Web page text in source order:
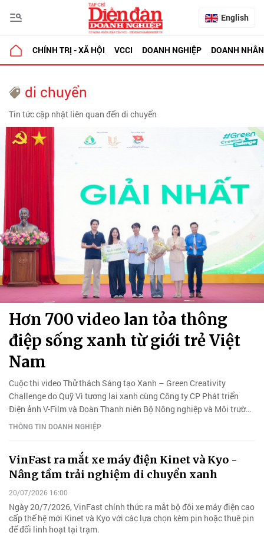
English
CHÍNH TRỊ - XÃ HỘI VCCI DOANH NGHIỆP DOANH NHÂN
di chuyển
Tin tức cập nhật liên quan đến di chuyển
Hơn 700 video lan tỏa thông
điệp sống xanh từ giới trẻ Việt
Nam
Cuộc thi video Thử thách Sáng tạo Xanh – Green Creativity
Challenge do Quỹ Vì tương lai xanh cùng Công ty CP Phát triển
Điện ảnh V-Film và Đoàn Thanh niên Bộ Nông nghiệp và Môi trường
phối hợp tổ chức đã khép lại với chiến thắng thuộc về đội Anahata.
THÔNG TIN DOANH NGHIỆP
VinFast ra mắt xe máy điện Kinet và Kyo -
Nâng tầm trải nghiệm di chuyển xanh
20/07/2026 16:00
Ngày 20/7/2026, VinFast chính thức ra mắt bộ đôi xe máy điện cao
cấp thế hệ mới Kinet và Kyo với các lựa chọn kèm pin hoặc thuê pin
để đổi linh hoạt tại trạm.